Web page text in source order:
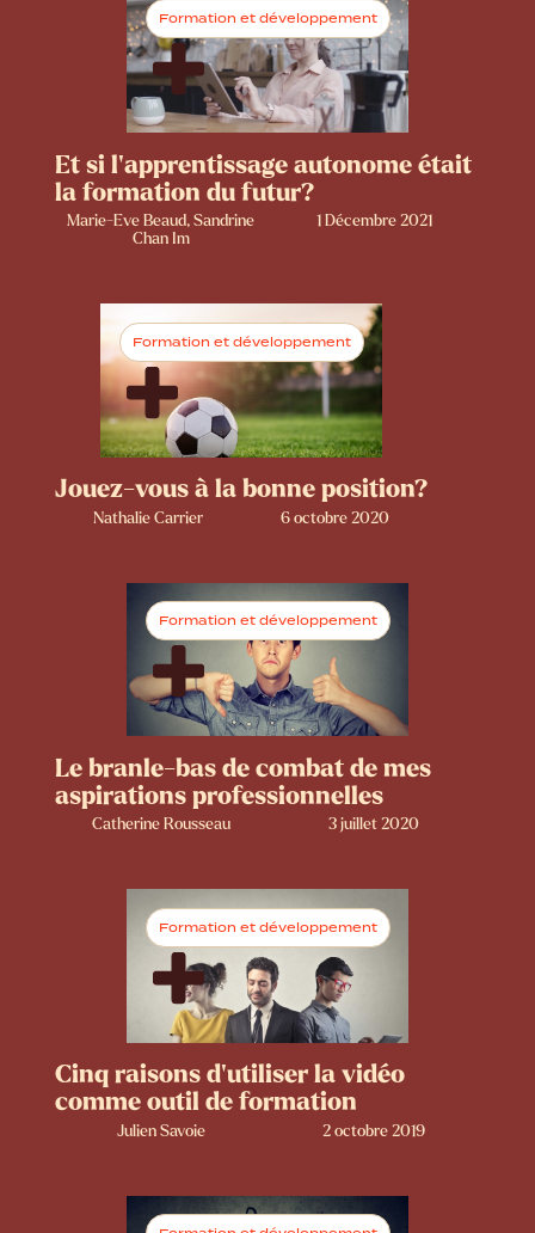
Formation et développement
Et si l’apprentissage autonome était
la formation du futur?
Marie-Eve Beaud, Sandrine
Chan Im
1 Décembre 2021
Formation et développement
Jouez-vous à la bonne position?
Nathalie Carrier 6 octobre 2020
Formation et développement
Le branle-bas de combat de mes
aspirations professionnelles
Catherine Rousseau 3 juillet 2020
Formation et développement
Cinq raisons d’utiliser la vidéo
comme outil de formation
Julien Savoie 2 octobre 2019